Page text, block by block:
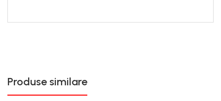
Produse similare